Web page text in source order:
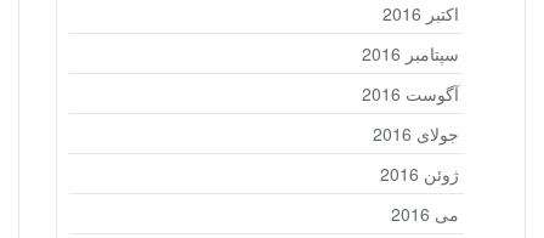
اکتبر 2016
سپتامبر 2016
آگوست 2016
جولای 2016
ژوئن 2016
می 2016